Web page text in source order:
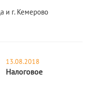
и г. Кемерово
13.08.2018
Налоговое